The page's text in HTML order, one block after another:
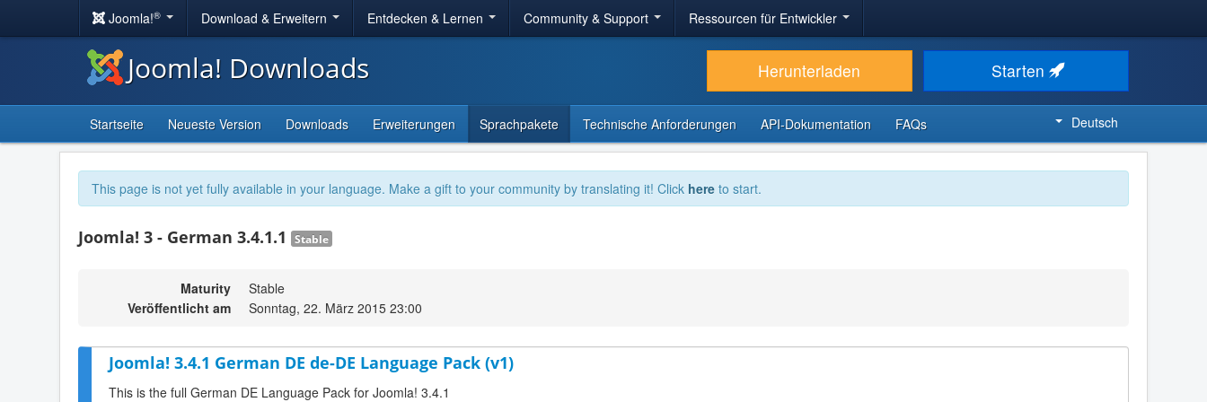
Joomla!® Download & Erweitern Entdecken & Lernen Community & Support Ressourcen für Entwickler
Joomla! Downloads Herunterladen Starten
Startseite Neueste Version Downloads Erweiterungen Sprachpakete Technische Anforderungen API-Dokumentation FAQs Deutsch
This page is not yet fully available in your language. Make a gift to your community by translating it! Click here to start.
Joomla! 3 - German 3.4.1.1 Stable
Maturity
Stable
Veröffentlicht am
Sonntag, 22. März 2015 23:00
Joomla! 3.4.1 German DE de-DE Language Pack (v1)
This is the full German DE Language Pack for Joomla! 3.4.1